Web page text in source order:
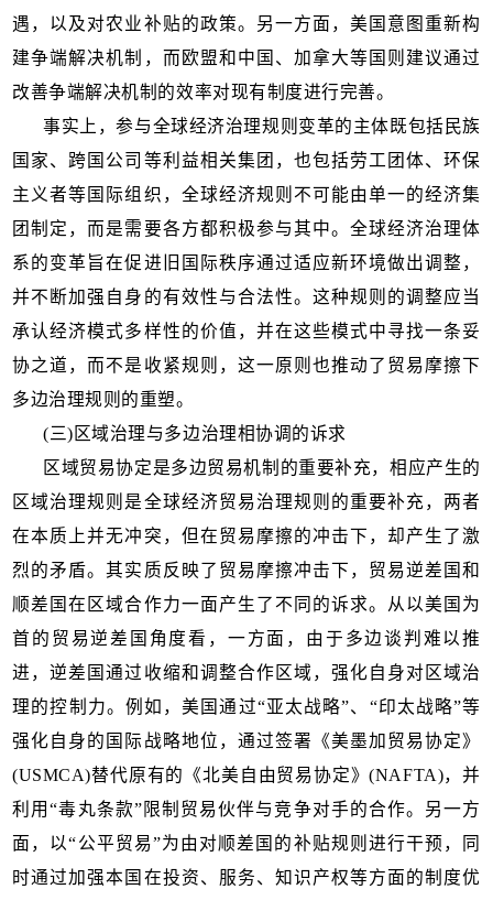
遇，以及对农业补贴的政策。另一方面，美国意图重新构
建争端解决机制，而欧盟和中国、加拿大等国则建议通过
改善争端解决机制的效率对现有制度进行完善。
事实上，参与全球经济治理规则变革的主体既包括民族
国家、跨国公司等利益相关集团，也包括劳工团体、环保
主义者等国际组织，全球经济规则不可能由单一的经济集
团制定，而是需要各方都积极参与其中。全球经济治理体
系的变革旨在促进旧国际秩序通过适应新环境做出调整，
并不断加强自身的有效性与合法性。这种规则的调整应当
承认经济模式多样性的价值，并在这些模式中寻找一条妥
协之道，而不是收紧规则，这一原则也推动了贸易摩擦下
多边治理规则的重塑。
(三)区域治理与多边治理相协调的诉求
区域贸易协定是多边贸易机制的重要补充，相应产生的
区域治理规则是全球经济贸易治理规则的重要补充，两者
在本质上并无冲突，但在贸易摩擦的冲击下，却产生了激
烈的矛盾。其实质反映了贸易摩擦冲击下，贸易逆差国和
顺差国在区域合作力一面产生了不同的诉求。从以美国为
首的贸易逆差国角度看，一方面，由于多边谈判难以推
进，逆差国通过收缩和调整合作区域，强化自身对区域治
理的控制力。例如，美国通过“亚太战略”、“印太战略”等
强化自身的国际战略地位，通过签署《美墨加贸易协定》
(USMCA)替代原有的《北美自由贸易协定》(NAFTA)，并
利用“毒丸条款”限制贸易伙伴与竞争对手的合作。另一方
面，以“公平贸易”为由对顺差国的补贴规则进行干预，同
时通过加强本国在投资、服务、知识产权等方面的制度优